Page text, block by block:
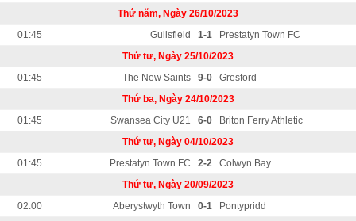
Thứ năm, Ngày 26/10/2023
01:45
Guilsfield 1-1
Prestatyn Town FC
Thứ tư, Ngày 25/10/2023
01:45
The New Saints 9-0
Gresford
Thứ ba, Ngày 24/10/2023
01:45
Swansea City U21 6-0
Briton Ferry Athletic
Thứ tư, Ngày 04/10/2023
01:45
Prestatyn Town FC 2-2
Colwyn Bay
Thứ tư, Ngày 20/09/2023
02:00
Aberystwyth Town 0-1
Pontypridd